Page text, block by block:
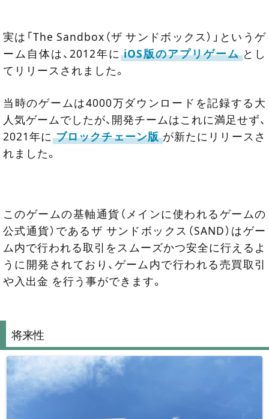
実は「The Sandbox（ザ サンドボックス）」というゲ
ーム自体は、2012年に iOS版のアプリゲーム とし
てリリースされました。
当時のゲームは4000万ダウンロードを記録する大
人気ゲームでしたが、開発チームはこれに満足せず、
2021年に ブロックチェーン版 が新たにリリースさ
れました。
このゲームの基軸通貨（メインに使われるゲームの
公式通貨）であるザ サンドボックス（SAND）はゲー
ム内で行われる取引をスムーズかつ安全に行えるよ
うに開発されており、ゲーム内で行われる売買取引
や入出金 を行う事ができます。
将来性